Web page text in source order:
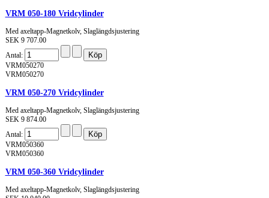
VRM 050-180 Vridcylinder
Med axeltapp-Magnetkolv, Slaglängdsjustering
SEK 9 707.00
Antal:
VRM050270
VRM050270
VRM 050-270 Vridcylinder
Med axeltapp-Magnetkolv, Slaglängdsjustering
SEK 9 874.00
Antal:
VRM050360
VRM050360
VRM 050-360 Vridcylinder
Med axeltapp-Magnetkolv, Slaglängdsjustering